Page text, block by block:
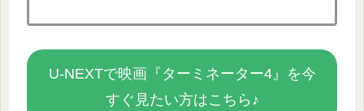
U-NEXTで映画『ターミネーター4』を今
すぐ見たい方はこちら♪